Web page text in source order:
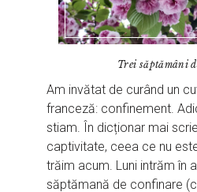
Trei săptămâni
Am invătat de curând un
franceză: confinement.
stiam. În dicționar mai
captivitate, ceea ce nu
trăim acum. Luni intrăm în
săptămană de confinare